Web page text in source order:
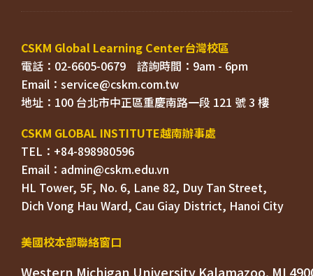
電話：02-6605-0679
Email：
TEL：+84-898980596
HL Tower, 5F, No. 6, Lane 82, Duy Tan Street,
Dich Vong Hau Ward,
美國校本部聯絡窗口
Western Michigan University Kalamazoo, MI